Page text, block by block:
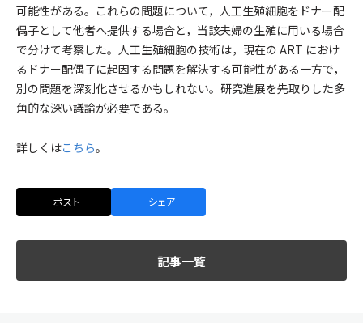
可能性がある。これらの問題について，人工生殖細胞をドナー配
偶子として他者へ提供する場合と，当該夫婦の生殖に用いる場合
で分けて考察した。人工生殖細胞の技術は，現在の ART におけ
るドナー配偶子に起因する問題を解決する可能性がある一方で，
別の問題を深刻化させるかもしれない。研究進展を先取りした多
角的な深い議論が必要である。
詳しくはこちら。
ポスト シェア
記事一覧